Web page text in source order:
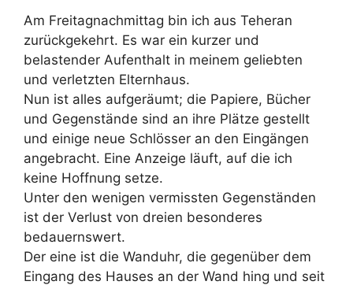
Am Freitagnachmittag bin ich aus Teheran
zurückgekehrt. Es war ein kurzer und
belastender Aufenthalt in meinem geliebten
und verletzten Elternhaus.
Nun ist alles aufgeräumt; die Papiere, Bücher
und Gegenstände sind an ihre Plätze gestellt
und einige neue Schlösser an den Eingängen
angebracht. Eine Anzeige läuft, auf die ich
keine Hoffnung setze.
Unter den wenigen vermissten Gegenständen
ist der Verlust von dreien besonderes
bedauernswert.
Der eine ist die Wanduhr, die gegenüber dem
Eingang des Hauses an der Wand hing und seit